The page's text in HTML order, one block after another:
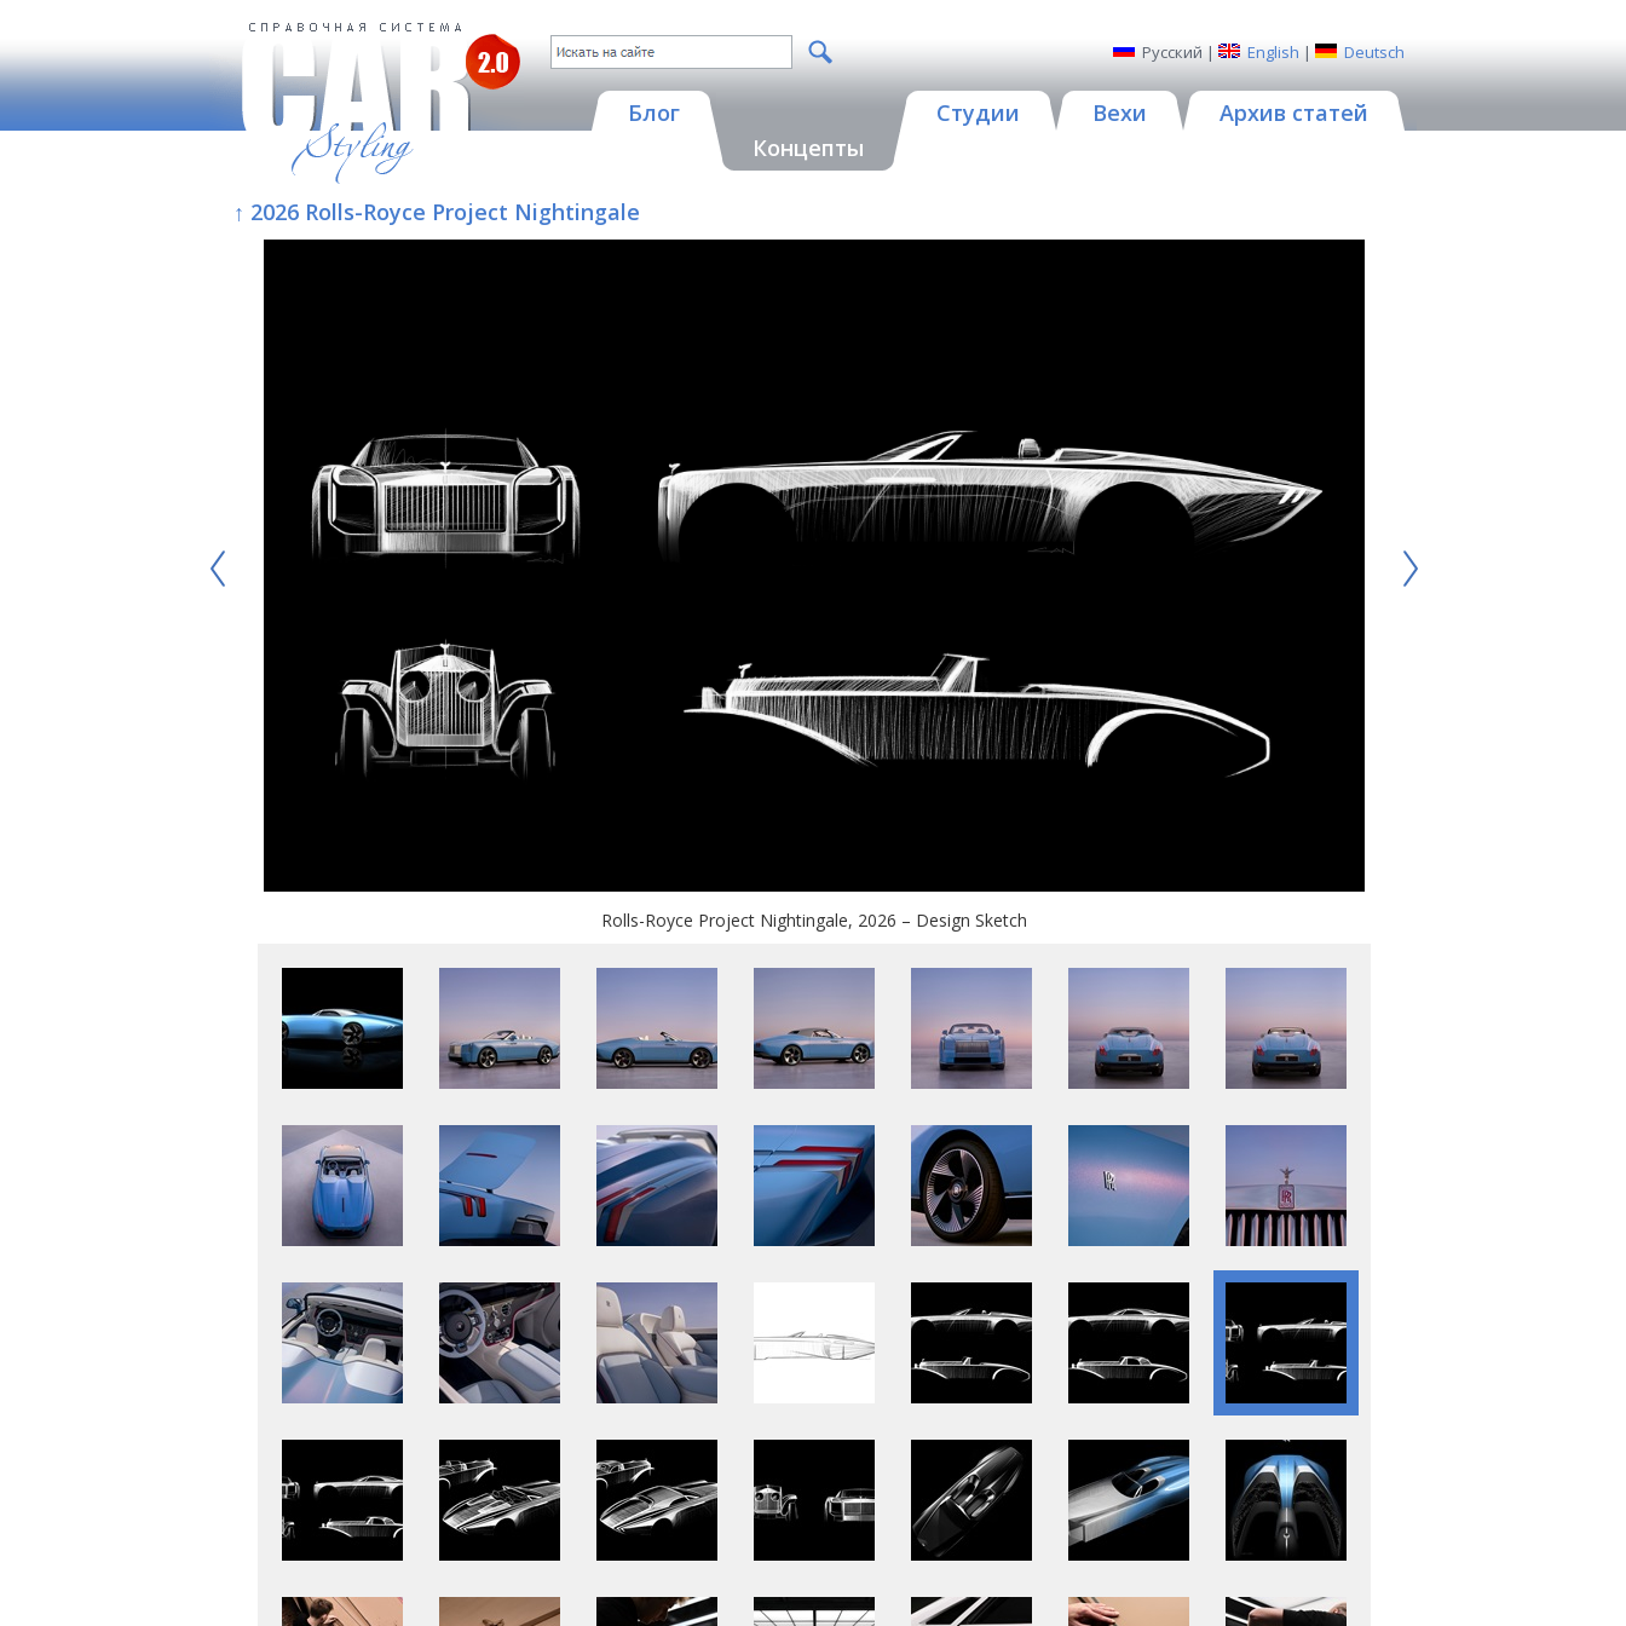
Русский | English | Deutsch
Блог
Концепты
Студии Вехи Архив статей
↑ 2026 Rolls-Royce Project Nightingale
Rolls-Royce Project Nightingale, 2026 – Design Sketch